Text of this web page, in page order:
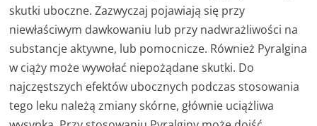
skutki uboczne. Zazwyczaj pojawiają się przy
niewłaściwym dawkowaniu lub przy nadwrażliwości na
substancje aktywne, lub pomocnicze. Również Pyralgina
w ciąży może wywołać niepożądane skutki. Do
najczęstszych efektów ubocznych podczas stosowania
tego leku należą zmiany skórne, głównie uciążliwa